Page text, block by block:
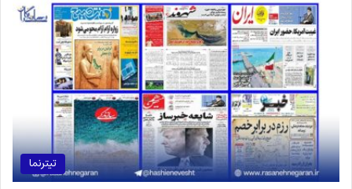
تیترنما